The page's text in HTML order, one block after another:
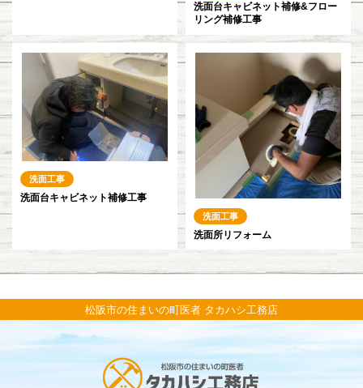
洗面台キャビネット補修&フロー
リング補修工事
洗面工事
洗面台キャビネット補修工事
洗面工事
洗面所リフォーム
松阪市の住まいの町医者 タカハシ工務店